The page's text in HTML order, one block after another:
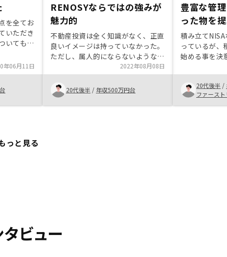
を全てお
いただき
いてもき
売構造上
のスマホ
ン上にて
を仮確定
た。
年06月11日
RENOSYならではの強みが
魅力的
不動産投資は全く知識がなく、正直
良いイメージは持っていなかった。
ただし、属人的にならないようなシ
ステムによる物件の絞り込みや、
我々が購入した後の運用の際のサポ
ート体制が整っていることでイメー
ジが覆り、リスクが少ないプランで
はあるものの購入を決めた。
2022年08月08日
20代後半 / 年収500万円台
豊富な管
った物を
積み立て
っているが、
始める事を決
他人資本で
メリットを1
の会社と比
質などにおい
あると思いま
20代後半 /
ファース
っと見る
ビュー